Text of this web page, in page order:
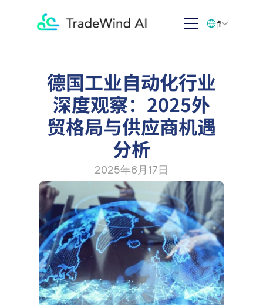
德国工业自动化行业
深度观察：2025外
贸格局与供应商机遇
分析
2025年6月17日
简体中文